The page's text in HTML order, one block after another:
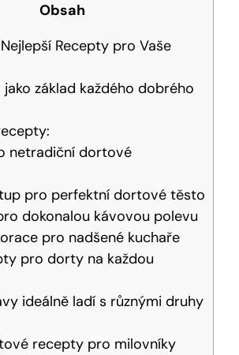
Obsah
Recepty pro Vaše
jako základ každého dobrého
netradiční dortové
pro perfektní dortové těsto
dokonalou kávovou polevu
pro nadšené kuchaře
pro dorty na každou
ideálně ladí s různými druhy
recepty pro milovníky